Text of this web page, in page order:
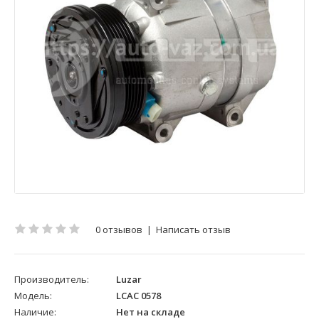
0 отзывов | Написать отзыв
Производитель:
Luzar
Модель:
LCAC 0578
Наличие:
Нет на складе